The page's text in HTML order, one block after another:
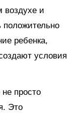
воздухе и
положительно
ребенка,
условия
просто
Это